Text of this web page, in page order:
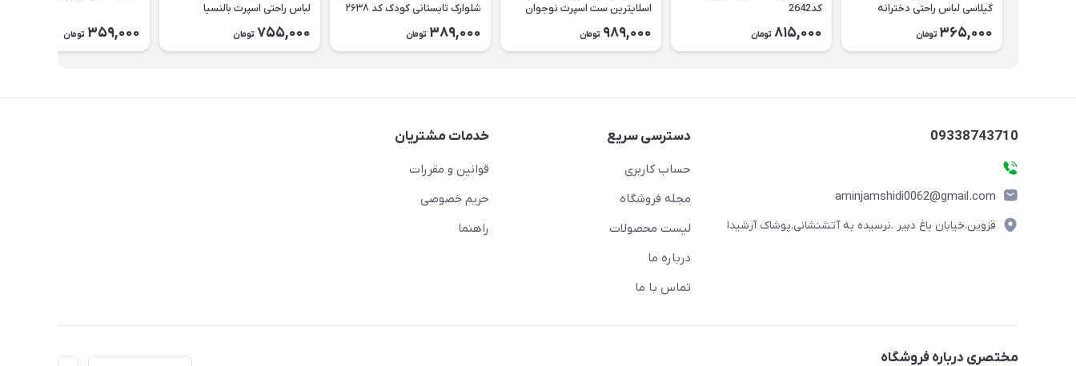
گیلاسی لباس راحتی دخترانه
365,000 تومان
کد2642
815,000 تومان
اسلایترین ست اسپرت نوجوان
989,000 تومان
شلوارک تابستانی کودک کد ۲۶۳۸
389,000 تومان
لباس راحتی اسپرت بالنسیا
دخترانه۲۶۳۷
755,000 تومان 359,000 تومان
09338743710
aminjamshidi0062@gmail.com
قزوین.خیابان باغ دبیر .نرسیده به آتشنشانی.پوشاک آرشیدا
دسترسی سریع
حساب کاربری
مجله فروشگاه
لیست محصولات
درباره ما
تماس با ما
خدمات مشتریان
قوانین و مقررات
حریم خصوصی
راهنما
مختصری درباره فروشگاه